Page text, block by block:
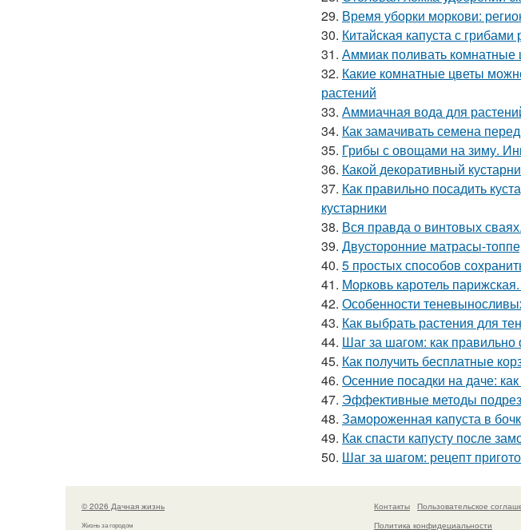
29. Время уборки моркови:
30. Китайская капуста с
31. Аммиак поливать комнатные
32. Какие комнатные цветы
растений
33. Аммиачная вода для
34. Как замачивать семена
35. Грибы с овощами на зиму.
36. Какой декоративный
37. Как правильно посадить
кустарники
38. Вся правда о винтовых
39. Двусторонние матрасы-
40. 5 простых способов
41. Морковь каротель
42. Особенности
43. Как выбрать растения для
44. Шаг за шагом: как
45. Как получить бесплатные
46. Осенние посадки на даче:
47. Эффективные методы
48. Замороженная капуста в
49. Как спасти капусту после
50. Шаг за шагом: рецепт
© 2026 Дачная жизнь
Жизнь за городом
Контакты
Пользовательское
Политика конфидециальности